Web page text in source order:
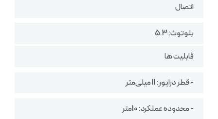
اتصال
بلوتوث: 5.3
قابلیت ها
- قطر درایور: 11 میلی‌متر
- محدوده عملکرد: 10متر